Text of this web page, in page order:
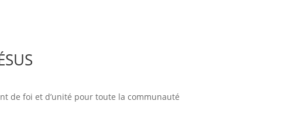
de foi et d’unité pour toute la communauté